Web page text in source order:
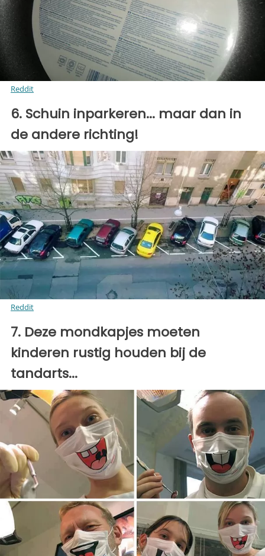
Reddit
6. Schuin inparkeren... maar dan in
de andere richting!
Reddit
7. Deze mondkapjes moeten
kinderen rustig houden bij de
tandarts...